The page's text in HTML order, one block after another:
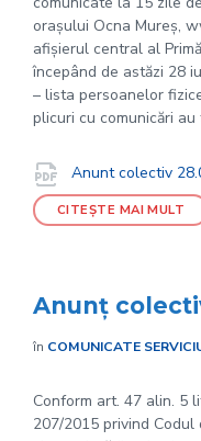
orașului Ocna Mureș,
afișierul central al
începând de astăzi 28
– lista persoanelor
plicuri cu comunicări
Documente
Anunt colectiv
CITEȘTE MAI MULT
Anunț
în COMUNICATE
Conform art. 47 alin. 5
207/2015 privind Codul